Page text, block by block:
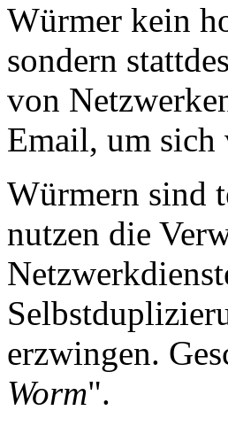
Würmer kein
sondern
von
Email, um sich
Würmern sind
nutzen die
erzwingen.
Worm".